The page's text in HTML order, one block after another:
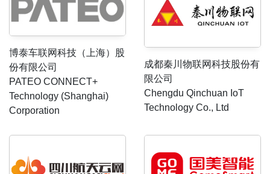
博泰车联网科技（上海）股
份有限公司
PATEO CONNECT+
Technology (Shanghai)
Corporation
成都秦川物联网科技股份有
限公司
Chengdu Qinchuan IoT
Technology Co., Ltd